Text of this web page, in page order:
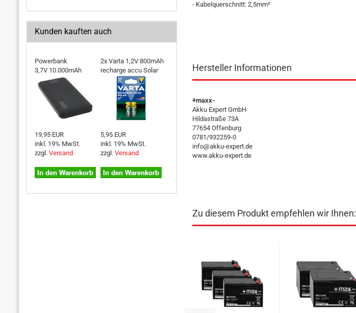
- Kabelquerschnitt: 2,5mm²
Hersteller Informationen
+maxx-
Akku Expert GmbH
Hildastraße 73A
77654 Offenburg
0781/932259-0
info@akku-expert.de
www.akku-expert.de
Zu diesem Produkt empfehlen wir Ihnen:
Kunden kauften auch
Powerbank
3,7V 10.000mAh
19,95 EUR
inkl. 19% MwSt.
zzgl. Versand
2x Varta 1,2V 800mAh
recharge accu Solar
5,95 EUR
inkl. 19% MwSt.
zzgl. Versand